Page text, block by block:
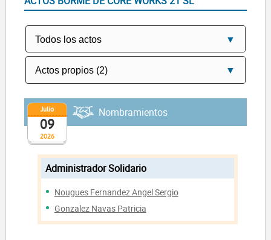
2026
Julio
09
Nombramientos
Administrador Solidario
Nougues Fernandez Angel Sergio
Gonzalez Navas Patricia